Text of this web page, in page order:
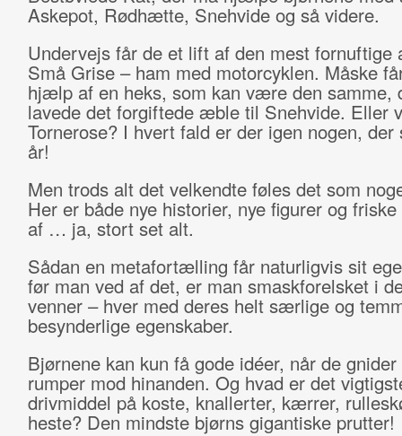
Askepot, Rødhætte, Snehvide og så videre.
Undervejs får de et lift af den mest fornuftige
Små Grise – ham med motorcyklen. Måske
hjælp af en heks, som kan være den samme,
lavede det forgiftede æble til Snehvide. Eller
Tornerose? I hvert fald er der igen nogen, der
år!
Men trods alt det velkendte føles det som
Her er både nye historier, nye figurer og
af … ja, stort set alt.
Sådan en metafortælling får naturligvis sit
før man ved af det, er man smaskforelsket i
venner – hver med deres helt særlige og
besynderlige egenskaber.
Bjørnene kan kun få gode idéer, når de gnider
rumper mod hinanden. Og hvad er det
drivmiddel på koste, knallerter, kærrer,
heste? Den mindste bjørns gigantiske prutter!